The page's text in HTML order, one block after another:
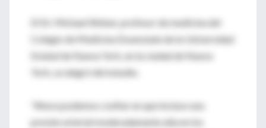
El Dr. Michael Weber, profesor de medicina del
Colegio de Medicina Downstate de la Universidad
Estatal de Nueva York, en la ciudad de Nueva
York, se alegró del estudio.
"Ahora podemos confiar en que incluso una
presión arterial moderadamente alta en los